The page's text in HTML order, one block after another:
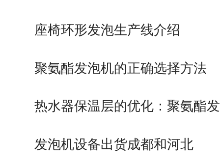
座椅环形发泡生产线介绍
聚氨酯发泡机的正确选择方法
热水器保温层的优化：聚氨酯
技…
发泡机设备出货成都和河北